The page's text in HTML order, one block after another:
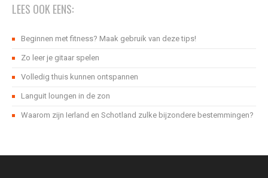
LEES OOK EENS:
Beginnen met fitness? Maak gebruik van deze tips!
Zo leer je gitaar spelen
Volledig thuis kunnen ontspannen
Languit loungen in de zon
Waarom zijn Ierland en Schotland zulke bijzondere bestemmingen?